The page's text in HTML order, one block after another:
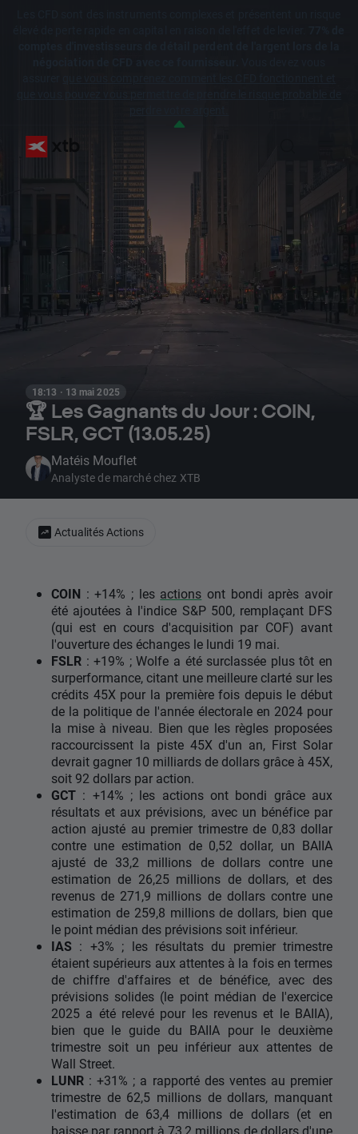
18:13 · 13 mai 2025
🏆 Les Gagnants du Jour : COIN,
FSLR, GCT (13.05.25)
Matéis Mouflet
Analyste de marché chez XTB
COIN : +14% ; les actions ont bondi après avoir
été ajoutées à l'indice S&P 500, remplaçant DFS
(qui est en cours d'acquisition par COF) avant
l'ouverture des échanges le lundi 19 mai.
FSLR : +19% ; Wolfe a été surclassée plus tôt en
surperformance, citant une meilleure clarté sur les
crédits 45X pour la première fois depuis le début
de la politique de l'année électorale en 2024 pour
la mise à niveau. Bien que les règles proposées
raccourcissent la piste 45X d'un an, First Solar
devrait gagner 10 milliards de dollars grâce à 45X,
soit 92 dollars par action.
GCT : +14% ; les actions ont bondi grâce aux
résultats et aux prévisions, avec un bénéfice par
action ajusté au premier trimestre de 0,83 dollar
contre une estimation de 0,52 dollar, un BAIIA
ajusté de 33,2 millions de dollars contre une
estimation de 26,25 millions de dollars, et des
revenus de 271,9 millions de dollars contre une
estimation de 259,8 millions de dollars, bien que
le point médian des prévisions soit inférieur.
IAS : +3% ; les résultats du premier trimestre
étaient supérieurs aux attentes à la fois en termes
de chiffre d'affaires et de bénéfice, avec des
prévisions solides (le point médian de l'exercice
2025 a été relevé pour les revenus et le BAIIA),
bien que le guide du BAIIA pour le deuxième
trimestre soit un peu inférieur aux attentes de
Wall Street.
LUNR : +31% ; a rapporté des ventes au premier
trimestre de 62,5 millions de dollars, manquant
l'estimation de 63,4 millions de dollars (et en
baisse par rapport à 73,2 millions de dollars d'une
Actualités Actions